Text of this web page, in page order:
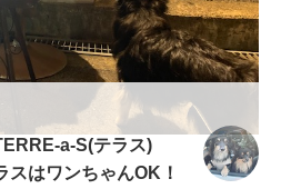
a-S(テラス)
スはワンちゃんOK！